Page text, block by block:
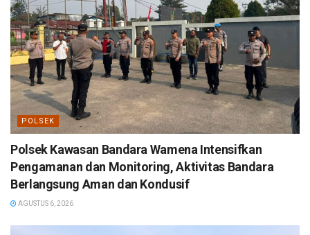
POLSEK
Polsek Kawasan Bandara Wamena Intensifkan
Pengamanan dan Monitoring, Aktivitas Bandara
Berlangsung Aman dan Kondusif
AGUSTUS 6, 2026